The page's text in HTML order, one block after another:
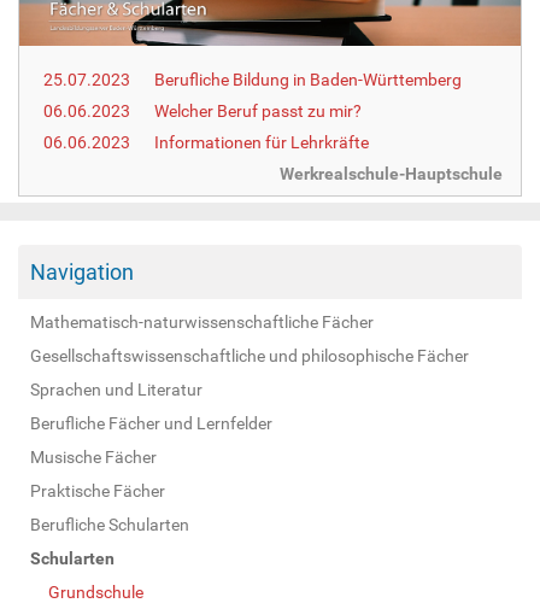
h
e
r
:
25.07.2023
Berufliche Bildung in Baden-Württemberg
06.06.2023
Welcher Beruf passt zu mir?
06.06.2023
Informationen für Lehrkräfte
Werkrealschule-Hauptschule
Navigation
Mathematisch-naturwissenschaftliche Fächer
Gesellschaftswissenschaftliche und philosophische Fächer
Sprachen und Literatur
Berufliche Fächer und Lernfelder
Musische Fächer
Praktische Fächer
Berufliche Schularten
Schularten
Grundschule